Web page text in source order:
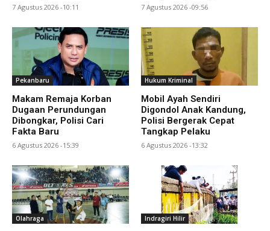
7 Agustus 2026 -10:11 7 Agustus 2026 -09:56
Pekanbaru
Makam Remaja Korban
Dugaan Perundungan
Dibongkar, Polisi Cari
Fakta Baru
6 Agustus 2026 -15:39
Hukum Kriminal
Mobil Ayah Sendiri
Digondol Anak Kandung,
Polisi Bergerak Cepat
Tangkap Pelaku
6 Agustus 2026 -13:32
Olahraga Indragiri Hilir